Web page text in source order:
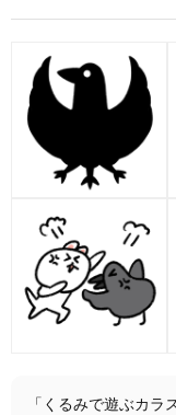
「くるみで遊ぶカラ